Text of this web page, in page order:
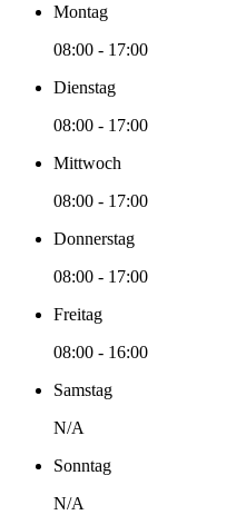
Montag
08:00 - 17:00
Dienstag
08:00 - 17:00
Mittwoch
08:00 - 17:00
Donnerstag
08:00 - 17:00
Freitag
08:00 - 16:00
Samstag
N/A
Sonntag
N/A